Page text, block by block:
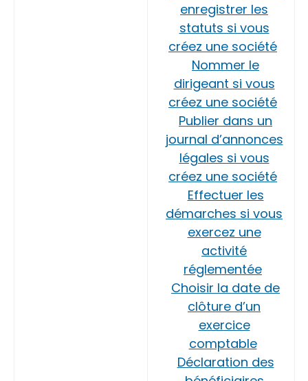
enregistrer les
statuts si vous
créez une société
Nommer le
dirigeant si vous
créez une société
Publier dans un
journal d’annonces
légales si vous
créez une société
Effectuer les
démarches si vous
exercez une
activité
réglementée
Choisir la date de
clôture d’un
exercice
comptable
Déclaration des